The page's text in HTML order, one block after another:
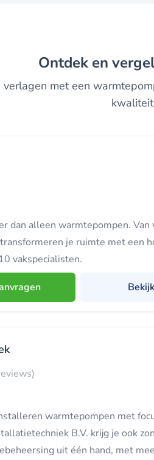
Ontdek en
verlagen met een
dan alleen warmtepompen.
je ruimte met een
vakspecialisten.
warmtepompen met
B.V. krijg je ook
uit één hand, met